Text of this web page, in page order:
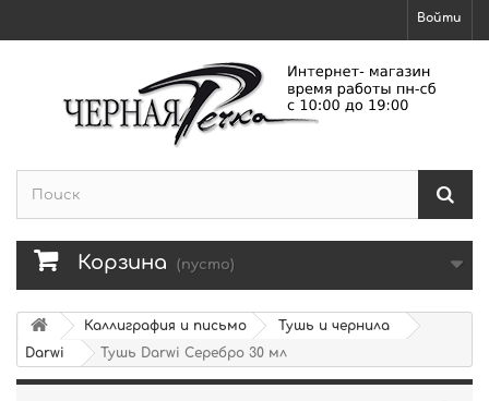
Войти
Корзина (пусто)
Каллиграфия и письмо
Тушь и чернила
Darwi
Тушь Darwi Серебро 30 мл